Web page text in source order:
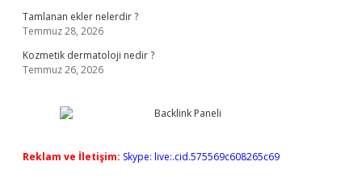
Tamlanan ekler nelerdir ?
Temmuz 28, 2026
Kozmetik dermatoloji nedir ?
Temmuz 26, 2026
Reklam ve İletişim: Skype: live:.cid.575569c608265c69